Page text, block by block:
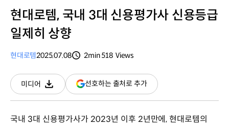
현대로템, 국내 3대 신용평가사 신용등급
일제히 상향
현대로템2025.07.08
2min518 Views
미디어
다운로드
선호하는 출처로 추가(새
창
국내 3대 신용평가사가 2023년 이후 2년만에, 현대로템의